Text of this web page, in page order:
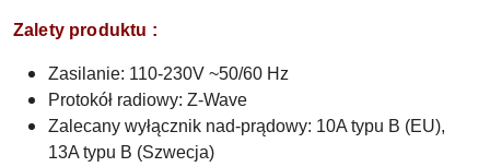
Zalety produktu :
Zasilanie: 110-230V ~50/60 Hz
Protokół radiowy: Z-Wave
Zalecany wyłącznik nad-prądowy: 10A typu B (EU),
13A typu B (Szwecja)